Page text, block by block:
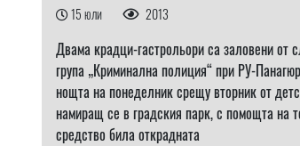
15 юли 2013
Двама крадци-гастрольори са заловени от
група „Криминална полиция“ при РУ-
нощта на понеделник срещу вторник от
намиращ се в градския парк, с помощта на
средство била открадната